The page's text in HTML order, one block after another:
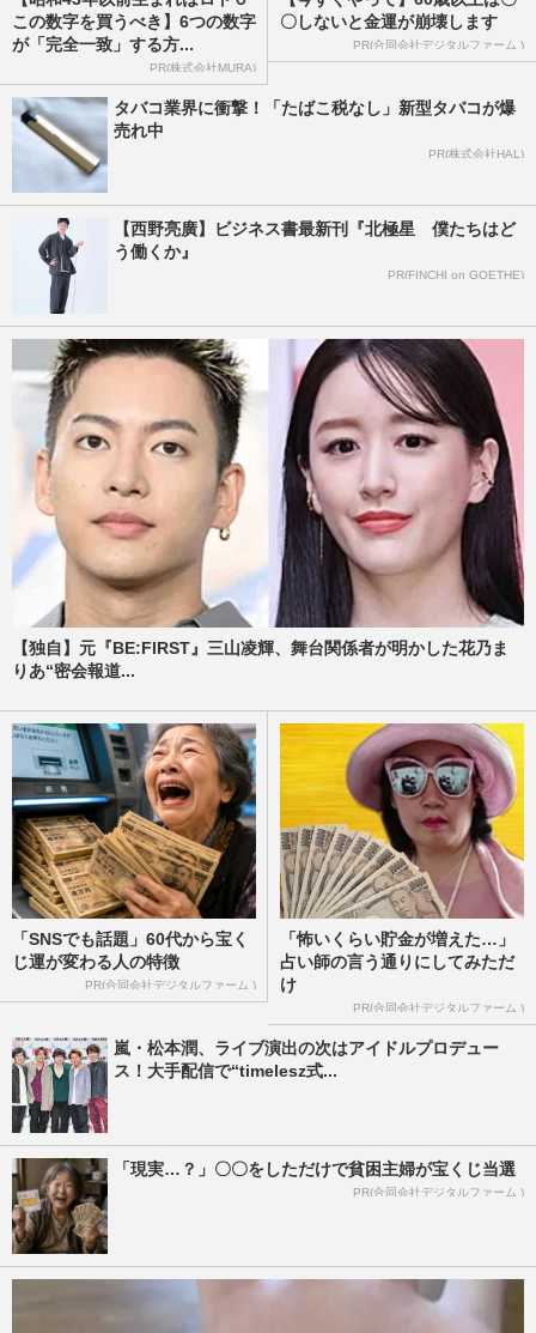
この数字を買うべき】6つの数字
が「完全一致」する方...
PR(株式会社MURA)
〇しないと金運が崩壊します
PR(合同会社デジタルファーム )
タバコ業界に衝撃！「たばこ税なし」新型タバコが爆
売れ中
PR(株式会社HAL)
【西野亮廣】ビジネス書最新刊『北極星 僕たちはど
う働くか』
PR(FINCHI on GOETHE)
【独自】元『BE:FIRST』三山凌輝、舞台関係者が明かした花乃ま
りあ“密会報道...
「SNSでも話題」60代から宝く
じ運が変わる人の特徴
PR(合同会社デジタルファーム )
「怖いくらい貯金が増えた…」
占い師の言う通りにしてみただ
け
PR(合同会社デジタルファーム )
嵐・松本潤、ライブ演出の次はアイドルプロデュー
ス！大手配信で“timelesz式...
「現実…？」〇〇をしただけで貧困主婦が宝くじ当選
PR(合同会社デジタルファーム )